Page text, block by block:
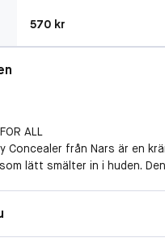
Pris: 570 kr
570 kr
ALL
Concealer från Nars är en
lätt smälter in i huden.
långvarig och
med E -vitamin,